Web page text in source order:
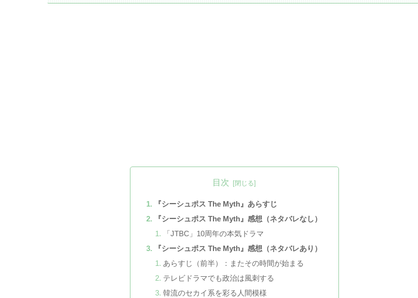
目次
『シーシュポス The Myth』あらすじ
『シーシュポス The Myth』感想（ネタバレなし）
「JTBC」10周年の本気ドラマ
『シーシュポス The Myth』感想（ネタバレあり）
あらすじ（前半）：またその時間が始まる
テレビドラマでも政治は風刺する
韓流のセカイ系を彩る人間模様